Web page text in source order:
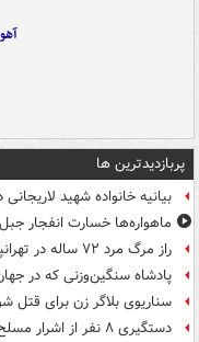
پربازدیدترین ها
بیانیه خانواده شهید
ماهواره‌ها خسارت انفجار
راز مرگ مرد ۷۲ ساله در تهرانپارس فاش شد
پادشاه سنگین‌وزنی که در
سناریوی بلاگر زن برای
دستگیری ۸ نفر از اشرار مسلح شاخص و مرتبطین گروهک های تروریستی